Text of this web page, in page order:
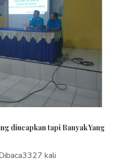
diucapkan tapi Banyak Yang
kali